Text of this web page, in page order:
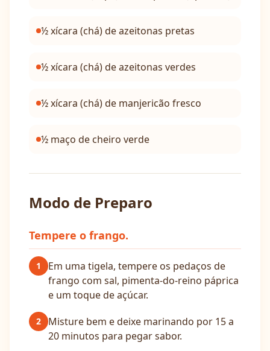
½ xícara (chá) de azeitonas pretas
½ xícara (chá) de azeitonas verdes
½ xícara (chá) de manjericão fresco
½ maço de cheiro verde
Modo de Preparo
Tempere o frango.
1
Em uma tigela, tempere os pedaços de
frango com sal, pimenta-do-reino páprica
e um toque de açúcar.
2
Misture bem e deixe marinando por 15 a
20 minutos para pegar sabor.